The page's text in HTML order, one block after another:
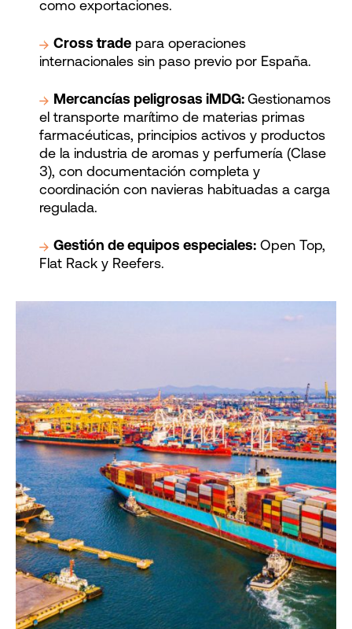
como exportaciones.
Cross trade para operaciones
internacionales sin paso previo por España.
Mercancías peligrosas iMDG: Gestionamos
el transporte marítimo de materias primas
farmacéuticas, principios activos y productos
de la industria de aromas y perfumería (Clase
3), con documentación completa y
coordinación con navieras habituadas a carga
regulada.
Gestión de equipos especiales: Open Top,
Flat Rack y Reefers.